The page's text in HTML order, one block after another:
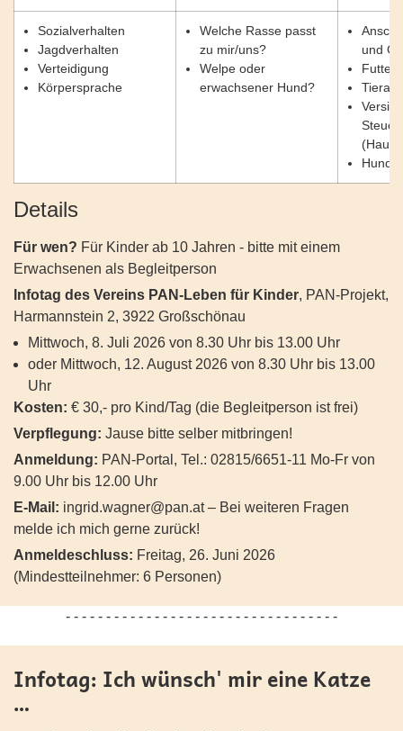
Sozialverhalten
Jagdverhalten
Verteidigung
Körpersprache
Welche Rasse passt
zu mir/uns?
Welpe oder
erwachsener Hund?
und
Details
Für wen? Für Kinder ab 10 Jahren - bitte mit einem
Erwachsenen als Begleitperson
Infotag des Vereins PAN-Leben für Kinder, PAN-Projekt,
Harmannstein 2, 3922 Großschönau
Mittwoch, 8. Juli 2026 von 8.30 Uhr bis 13.00 Uhr
oder Mittwoch, 12. August 2026 von 8.30 Uhr bis 13.00
Uhr
Kosten: € 30,- pro Kind/Tag (die Begleitperson ist frei)
Verpflegung: Jause bitte selber mitbringen!
Anmeldung: PAN-Portal, Tel.: 02815/6651-11 Mo-Fr von
9.00 Uhr bis 12.00 Uhr
E-Mail: ingrid.wagner@pan.at– Bei weiteren Fragen
melde ich mich gerne zurück!
Anmeldeschluss: Freitag, 26. Juni 2026
(Mindestteilnehmer: 6 Personen)
- - - - - - - - - - - - - - - - - - - - - - - - - - - - - - - - - -
Infotag: Ich wünsch' mir eine Katze
…